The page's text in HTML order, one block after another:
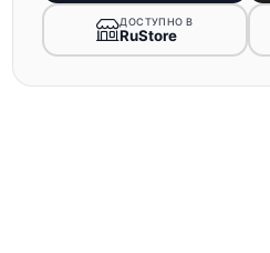
ДОСТУПНО В
RuStore